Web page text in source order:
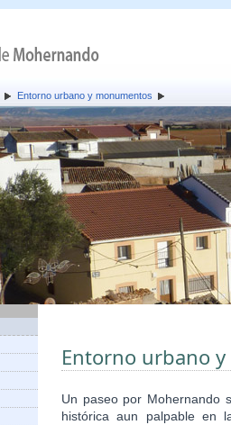
Entorno urbano y monumentos
Entorno urbano
Un paseo por Mohernando
histórica aun palpable en